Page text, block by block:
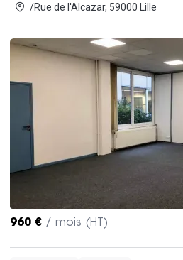
/Rue de l'Alcazar, 59000 Lille
960 € / mois (HT)